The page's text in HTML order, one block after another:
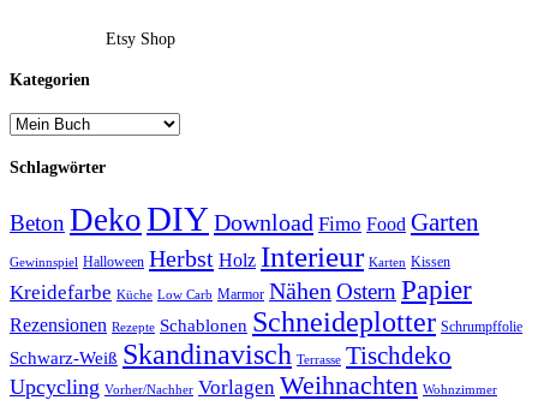
Etsy Shop
Kategorien
Schlagwörter
Beton DekoDIYDownload Fimo Food Garten
Gewinnspiel Halloween Herbst Holz Interieur Karten Kissen
Kreidefarbe Küche Low Carb Marmor Nähen Ostern Papier
Rezensionen Rezepte Schablonen Schneideplotter Schrumpffolie
Schwarz-Weiß Skandinavisch Terrasse Tischdeko
Upcycling Vorher/Nachher Vorlagen Weihnachten Wohnzimmer